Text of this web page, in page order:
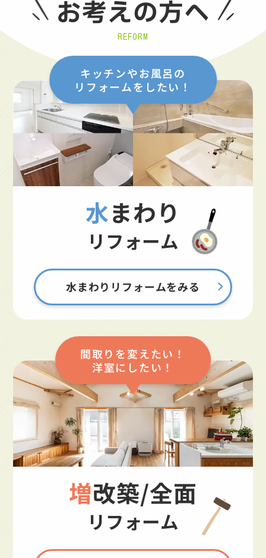
お考えの方へ
REFORM
キッチンやお風呂の
リフォームをしたい！
水まわり
リフォーム
水まわりリフォームをみる
間取りを変えたい！
洋室にしたい！
増改築/全面
リフォーム